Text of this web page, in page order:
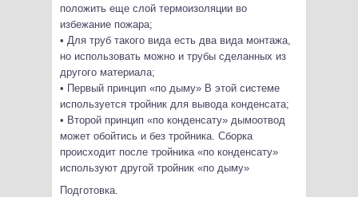
положить еще слой термоизоляции во
избежание пожара;
• Для труб такого вида есть два вида монтажа,
но использовать можно и трубы сделанных из
другого материала;
• Первый принцип «по дыму» В этой системе
используется тройник для вывода конденсата;
• Второй принцип «по конденсату» дымоотвод
может обойтись и без тройника. Сборка
происходит после тройника «по конденсату»
используют другой тройник «по дыму»
Подготовка.